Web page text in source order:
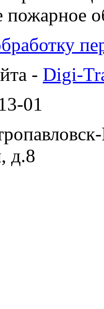
пожарное
- Digi-
01
д.8